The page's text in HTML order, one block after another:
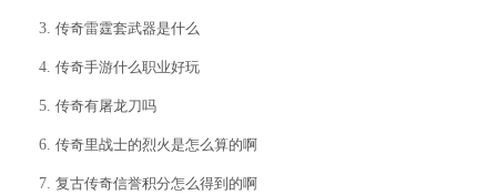
传奇雷霆套武器是什么
传奇手游什么职业好玩
传奇有屠龙刀吗
传奇里战士的烈火是怎么算的啊
复古传奇信誉积分怎么得到的啊